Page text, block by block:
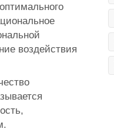
воздействия